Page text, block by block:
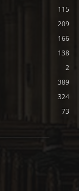
115
209
166
138
2
389
324
73